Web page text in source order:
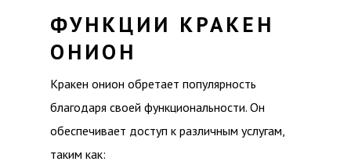
ФУНКЦИИ КРАКЕН
ОНИОН
Кракен онион обретает популярность
благодаря своей функциональности. Он
обеспечивает доступ к различным услугам,
таким как: